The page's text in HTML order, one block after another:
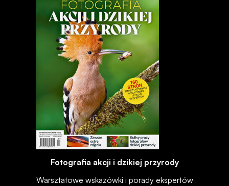
Fotografia akcji i dzikiej przyrody
Warsztatowe wskazówki i porady ekspertów